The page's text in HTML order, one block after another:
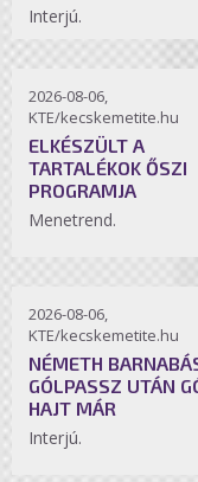
Interjú.
2026-08-06,
KTE/kecskemetite.hu
ELKÉSZÜLT A
TARTALÉKOK ŐSZI
PROGRAMJA
Menetrend.
2026-08-06,
KTE/kecskemetite.hu
NÉMETH
GÓLPASSZ UTÁN
HAJT MÁR
Interjú.